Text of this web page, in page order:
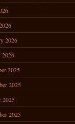
2026
2026
2025
2025
2025
2025